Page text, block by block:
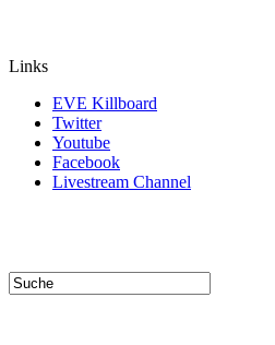
Links
EVE Killboard
Twitter
Youtube
Facebook
Livestream Channel